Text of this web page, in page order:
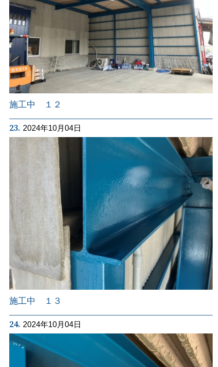
施工中 １２
23. 2024年10月04日
施工中 １３
24. 2024年10月04日